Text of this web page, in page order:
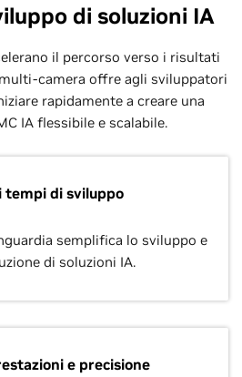
di soluzioni IA
il percorso verso i risultati
camera offre agli sviluppatori
rapidamente a creare una
IA flessibile e scalabile.
tempi di sviluppo
semplifica lo sviluppo e
di soluzioni IA.
e precisione